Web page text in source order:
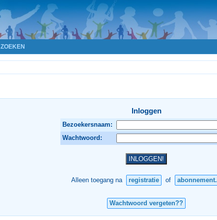
ZOEKEN
Inloggen
Bezoekersnaam:
Wachtwoord:
Alleen toegang na registratie of abonnement.
Wachtwoord vergeten??